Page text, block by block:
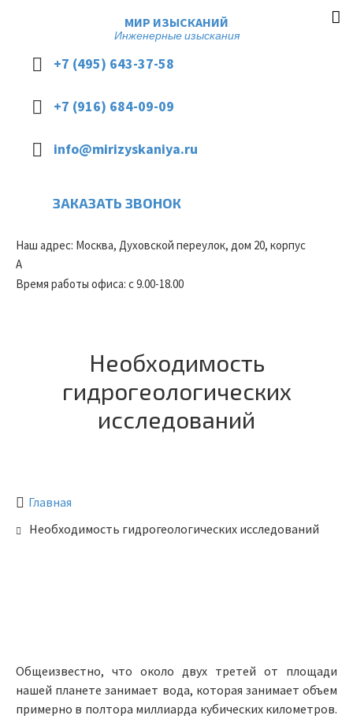
МИР ИЗЫСКАНИЙ
Инженерные изыскания
+7 (495) 643-37-58
+7 (916) 684-09-09
info@mirizyskaniya.ru
ЗАКАЗАТЬ ЗВОНОК
Наш адрес: Москва, Духовской переулок, дом 20, корпус
А
Время работы офиса: с 9.00-18.00
Необходимость
гидрогеологических
исследований
Главная
Необходимость гидрогеологических исследований
Общеизвестно, что около двух третей от площади
нашей планете занимает вода, которая занимает объем
примерно в полтора миллиарда кубических километров.